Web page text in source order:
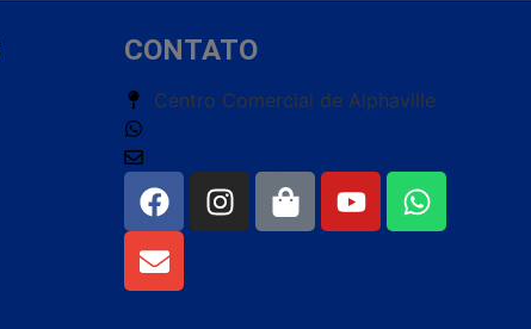
CONTATO
Centro Comercial de Alphaville